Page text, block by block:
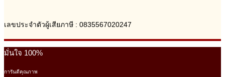
เลขประจำตัวผู้เสียภาษี : 0835567020247
มั่นใจ 100%
การันตีคุณภาพ